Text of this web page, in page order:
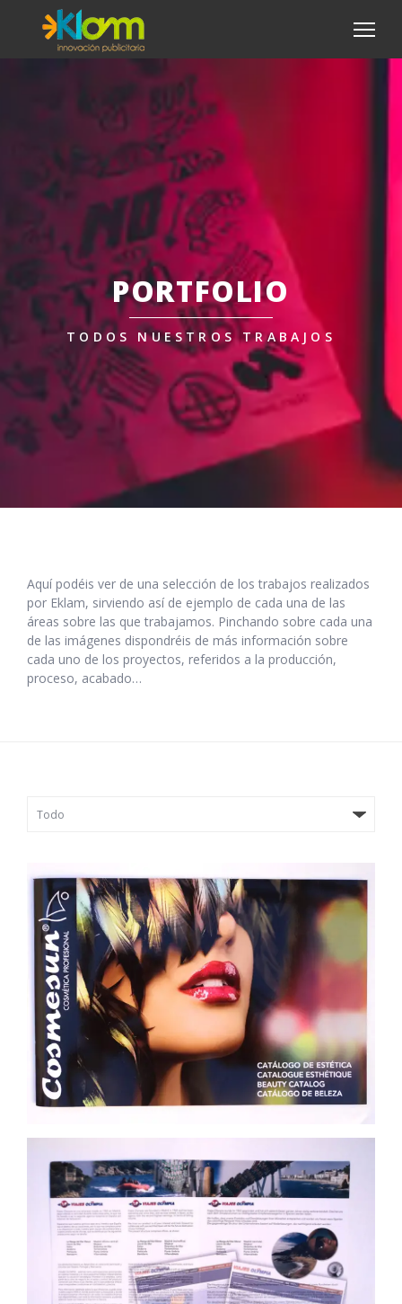
PORTFOLIO
TODOS NUESTROS TRABAJOS
Aquí podéis ver de una selección de los trabajos realizados
por Eklam, sirviendo así de ejemplo de cada una de las
áreas sobre las que trabajamos. Pinchando sobre cada una
de las imágenes dispondréis de más información sobre
cada uno de los proyectos, referidos a la producción,
proceso, acabado…